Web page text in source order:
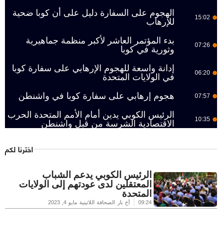
15:02
الهجوم على السفارة دليل على أن كوبا ضحية
للإرهاب
07:26
بدء المؤتمر العاشر لأكبر منظمة جماهيرية
وثورية في كوبا
06:20
إدانة واسعة للهجوم الإرهابي على سفارة كوبا
في الولايات المتحدة
07:57 هجوم إرهابي على سفارة كوبا في واشنطن
10:35
الرئيس الكوبي يدين أمام الأمم المتحدة الحرب
الاقتصادية الشرسة من قبل واشنطن
اخترنا لكم
الرئيس الكوبي يدعم الشباب
المعتقلين لدى عودتهم إلى الولايات
المتحدة
09:24 أخ بار الصحافة اللاتينية مايو 4, 2023